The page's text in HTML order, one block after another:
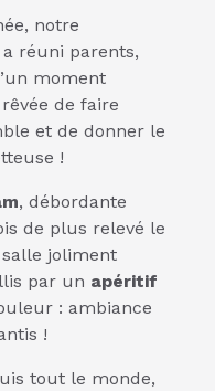
notre
a réuni parents,
moment
de faire
et de donner le
!
, débordante
de plus relevé le
joliment
par un apéritif
: ambiance
!
tout le monde,